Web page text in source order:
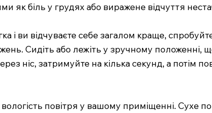
як біль у грудях або виражене відчуття
і ви відчуваєте себе загалом краще,
Сидіть або лежіть у зручному
ніс, затримуйте на кілька секунд, а
вологість повітря у вашому приміщенні.